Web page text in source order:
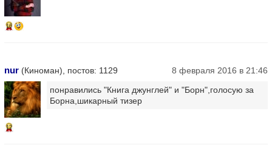
16
nur (Киноман), постов: 1129 8 февраля 2016 в 21:46
12
понравились "Книга джунглей" и "Борн",голосую за
Борна,шикарный тизер